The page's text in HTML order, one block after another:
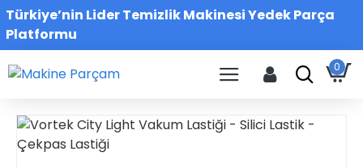
Türkiye’nin Lider Temizlik Makinesi Yedek Parça
Platformu
0